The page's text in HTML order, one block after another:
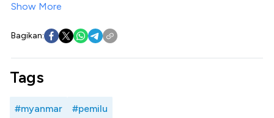
Show More
Bagikan:
Tags
#myanmar #pemilu